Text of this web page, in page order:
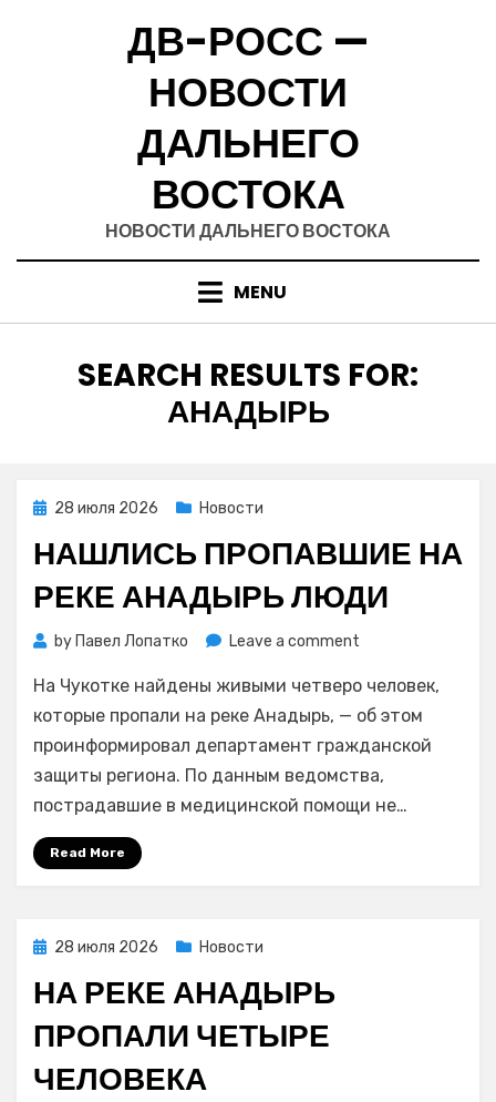
ДВ-РОСС —
НОВОСТИ
ДАЛЬНЕГО
ВОСТОКА
НОВОСТИ ДАЛЬНЕГО ВОСТОКА
MENU
SEARCH RESULTS FOR:
АНАДЫРЬ
Posted
28 июля 2026 Новости
НАШЛИСЬ ПРОПАВШИЕ НА
РЕКЕ АНАДЫРЬ ЛЮДИ
by Павел Лопатко Leave a comment
пропавшие
на
реке
люди
На Чукотке найдены живыми четверо человек,
которые пропали на реке Анадырь, — об этом
проинформировал департамент гражданской
защиты региона. По данным ведомства,
пострадавшие в медицинской помощи не…
Read More
Posted
28 июля 2026 Новости
НА РЕКЕ АНАДЫРЬ
ПРОПАЛИ ЧЕТЫРЕ
ЧЕЛОВЕКА